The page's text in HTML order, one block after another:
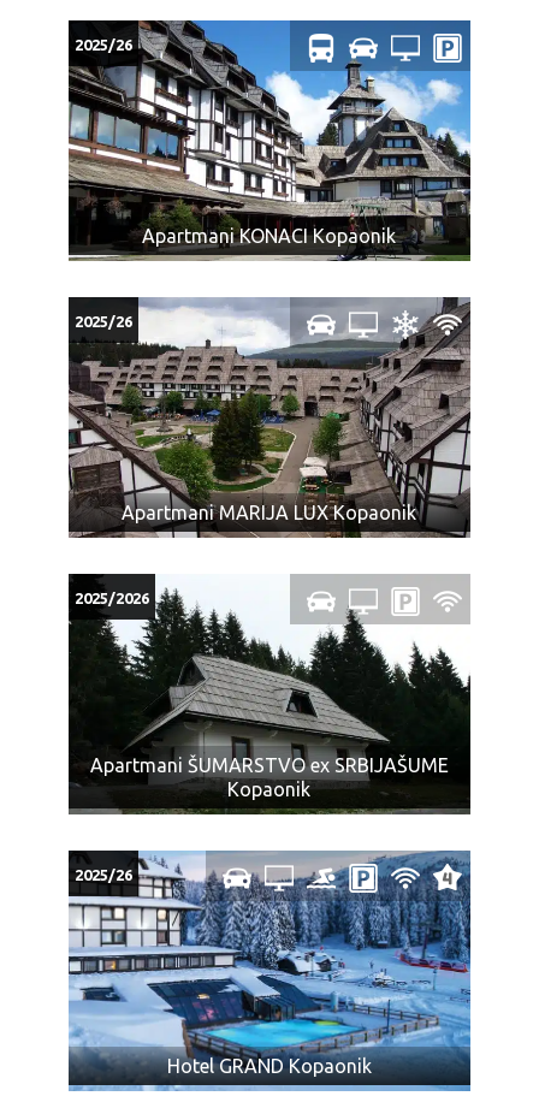
Apartmani KONACI Kopaonik
2025/26
Apartmani MARIJA LUX Kopaonik
2025/26
Apartmani ŠUMARSTVO ex SRBIJAŠUME
Kopaonik
2025/2026
Hotel GRAND Kopaonik
2025/26